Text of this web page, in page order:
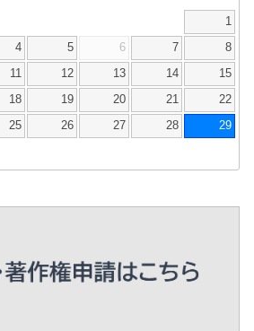
1
4 5 6 7 8
11 12 13 14 15
18 19 20 21 22
25 26 27 28 29